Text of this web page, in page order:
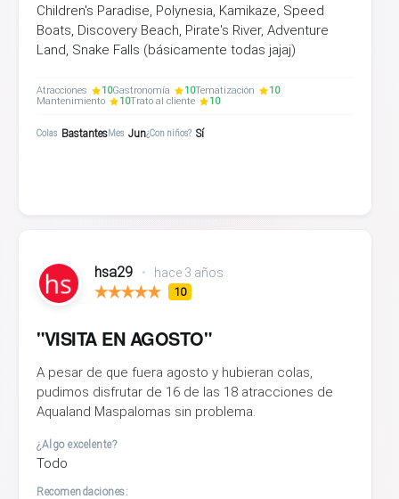
Children's Paradise, Polynesia, Kamikaze, Speed
Boats, Discovery Beach, Pirate's River, Adventure
Land, Snake Falls (básicamente todas jajaj)
Atracciones 10Gastronomía 10Tematización
10
Mantenimiento
10Trato al cliente 10
Colas BastantesMes Jun¿Con niños? Sí
hsa29 • hace 3 años
10
"VISITA EN AGOSTO"
A pesar de que fuera agosto y hubieran colas,
pudimos disfrutar de 16 de las 18 atracciones de
Aqualand Maspalomas sin problema.
¿Algo excelente?
Todo
Recomendaciones: